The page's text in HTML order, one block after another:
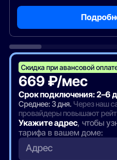
Скидка при авансовой
669 ₽/мес
Срок подключения: 2–6
Среднее: 3 дня. Через наш
провайдеры повышают
Укажите адрес, чтобы
тарифа в вашем доме:
Адрес